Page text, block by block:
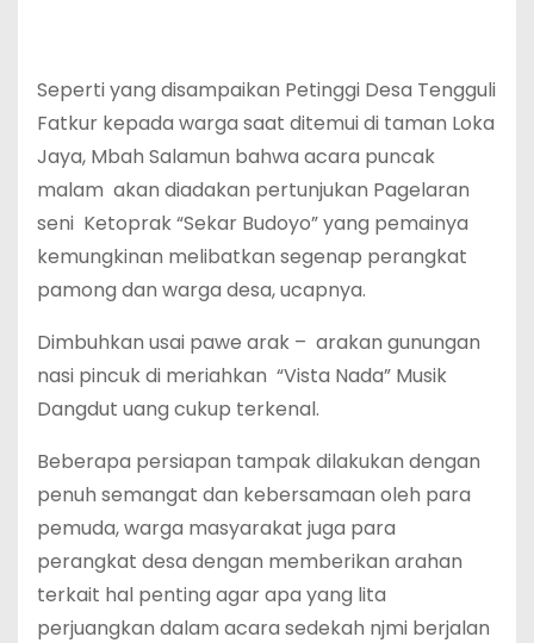
Seperti yang disampaikan Petinggi Desa Tengguli
Fatkur kepada warga saat ditemui di taman Loka
Jaya, Mbah Salamun bahwa acara puncak
malam akan diadakan pertunjukan Pagelaran
seni Ketoprak “Sekar Budoyo” yang pemainya
kemungkinan melibatkan segenap perangkat
pamong dan warga desa, ucapnya.
Dimbuhkan usai pawe arak – arakan gunungan
nasi pincuk di meriahkan “Vista Nada” Musik
Dangdut uang cukup terkenal.
Beberapa persiapan tampak dilakukan dengan
penuh semangat dan kebersamaan oleh para
pemuda, warga masyarakat juga para
perangkat desa dengan memberikan arahan
terkait hal penting agar apa yang lita
perjuangkan dalam acara sedekah njmi berjalan